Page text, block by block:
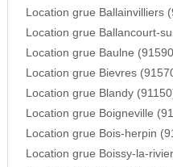
Location grue Ballainvilliers
Location grue Ballancourt-
Location grue Baulne
Location grue Bievres
Location grue Blandy
Location grue Boigneville
Location grue Bois-herpin
Location grue Boissy-la-